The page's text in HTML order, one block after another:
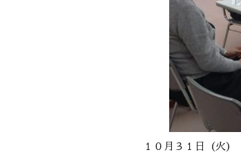
１０月３１日（火